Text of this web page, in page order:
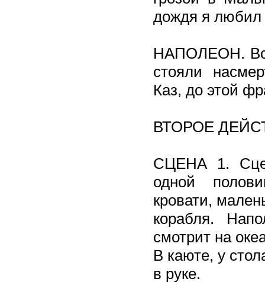
дождя я любил
НАПОЛЕОН.
стояли
Каз, до этой
ВТОРОЕ
СЦЕНА 1.
одной
кровати,
корабля.
смотрит на
В каюте, у
в руке.